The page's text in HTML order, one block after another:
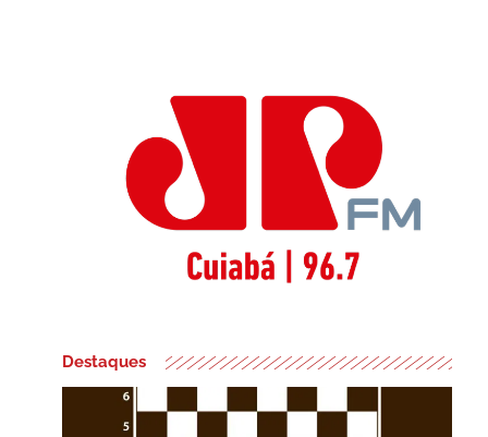
Destaques